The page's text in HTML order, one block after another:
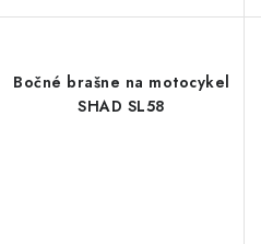
Bočné brašne na motocykel
SHAD SL58